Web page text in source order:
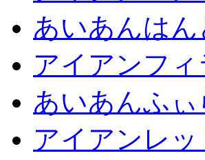
あいあんはん
アイアンフィ
あいあんふぃ
アイアンレッ